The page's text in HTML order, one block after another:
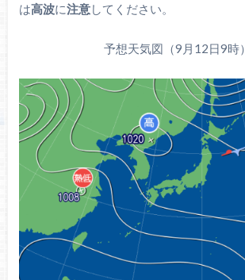
は高波に注意してください。
予想天気図（9月12日9時）